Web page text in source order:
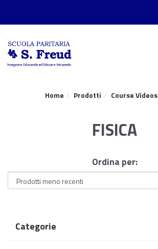
Home Prodotti Course Videos
FISICA
Ordina per:
Categorie